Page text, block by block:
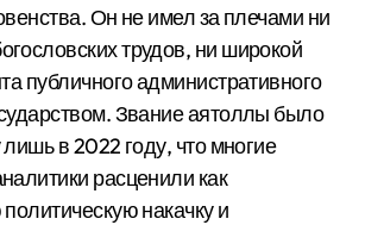
Он не имел за плечами ни
трудов, ни широкой
публичного административного
Звание аятоллы было
в 2022 году, что многие
расценили как
накачку и